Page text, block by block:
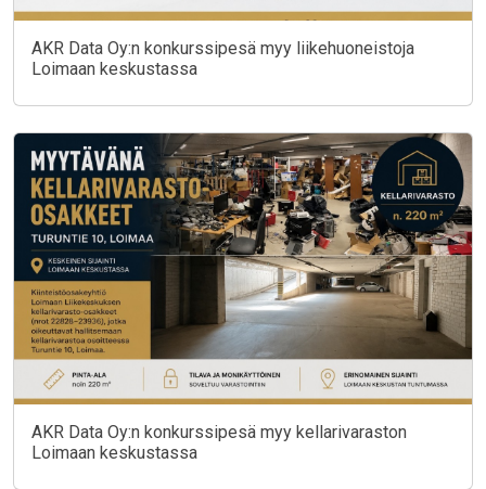
AKR Data Oy:n konkurssipesä myy liikehuoneistoja
Loimaan keskustassa
AKR Data Oy:n konkurssipesä myy kellarivaraston
Loimaan keskustassa